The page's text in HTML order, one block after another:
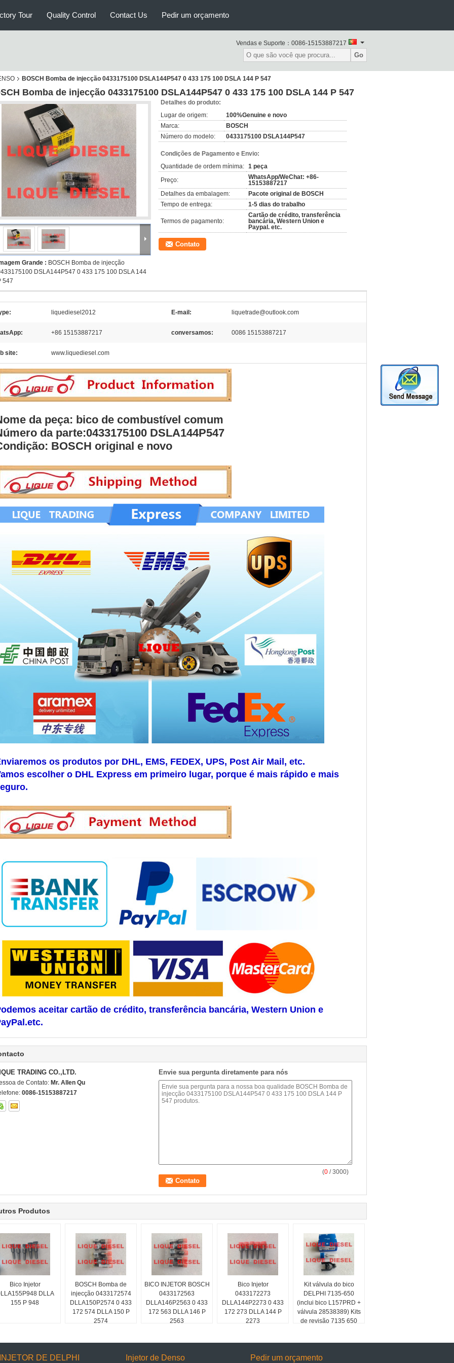
Tour Quality Control Contact Us Pedir um orçamento
Vendas e Suporte： 0086-15153887217
Go
BOSCH Bomba de injecção 0433175100 DSLA144P547 0 433 175 100 DSLA 144 P 547
Bomba de injecção 0433175100 DSLA144P547 0 433 175 100 DSLA 144 P 547
Grande : BOSCH Bomba de injecção
DSLA144P547 0 433 175 100 DSLA 144
547
Detalhes do produto:
Lugar de origem:
100%Genuine e novo
Marca:
BOSCH
Número do modelo:
0433175100 DSLA144P547
Condições de Pagamento e Envio:
Quantidade de ordem mínima: 1 peça
Preço:
WhatsApp/WeChat: +86-
15153887217
Detalhes da embalagem:
Pacote original de BOSCH
Tempo de entrega:
1-5 dias do trabalho
Termos de pagamento:
Cartão de crédito, transferência
bancária, Western Union e
Paypal. etc.
Contato
liquediesel2012 E-mail: liquetrade@outlook.com
+86 15153887217 conversamos: 0086 15153887217
site: www.liquediesel.com
da peça: bico de combustível comum
da parte:0433175100 DSLA144P547
BOSCH original e novo
os produtos por DHL, EMS, FEDEX, UPS, Post Air Mail, etc.
escolher o DHL Express em primeiro lugar, porque é mais rápido e mais
aceitar cartão de crédito, transferência bancária, Western Union e
TRADING CO.,LTD.
de Contato: Mr. Allen Qu
0086-15153887217
Envie sua pergunta diretamente para nós
(0 / 3000)
Produtos
Bico Injetor
DLLA
155 P 948
BOSCH Bomba de
injecção 0433172574
DLLA150P2574 0 433
172 574 DLLA 150 P
2574
BICO INJETOR BOSCH
0433172563
DLLA146P2563 0 433
172 563 DLLA 146 P
2563
Bico Injetor
0433172273
DLLA144P2273 0 433
172 273 DLLA 144 P
2273
Kit válvula do bico
DELPHI 7135-650
(inclui bico L157PRD +
válvula 28538389) Kits
de revisão 7135 650
INJETOR DE DELPHI Injetor de Denso Pedir um orçamento